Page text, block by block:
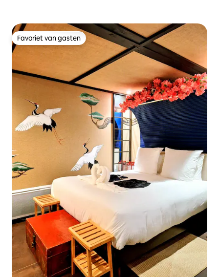
Favoriet van gasten
Favoriet van gasten